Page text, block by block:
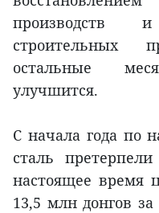
производств
строительных
остальные
улучшится.
С начала года по
сталь
настоящее время
13,5 млн донгов